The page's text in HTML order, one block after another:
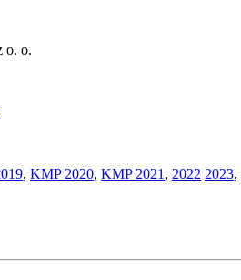
o. o.
, KMP 2020, KMP 2021 , 2022 2023,